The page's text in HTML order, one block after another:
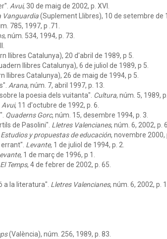
Avui, 30 de maig de 2002, p. XVI.
Vanguardia(Suplement Llibres), 10 de setembre de
785, 1997, p .71.
, núm. 534, 1994, p. 73.
llibres Catalunya), 20 d'abril de 1989, p 5.
llibres Catalunya), 6 de juliol de 1989, p 5.
llibres Catalunya), 26 de maig de 1994, p 5.
Arana, núm. 7, abril 1997, p. 13.
la poesia dels vuitanta". Cultura, núm. 5, 1989,
Avui, 11 d'octubre de 1992, p. 6.
Quaderns Gorc, núm. 15, desembre 1994, p. 3.
de Pasolini". Lletres Valencianes, núm. 6, 2002, p.
Estudios y propuestas de educación, novembre 2000,
Levante, 1 de juliol de 1994, p. 2.
, 1 de març de 1996, p 1.
El Temps, 4 de febrer de 2002, p. 65.
a la literatura". Lletres Valencianes, núm. 6, 2002, p.
(València), núm. 256, 1989, p. 83.